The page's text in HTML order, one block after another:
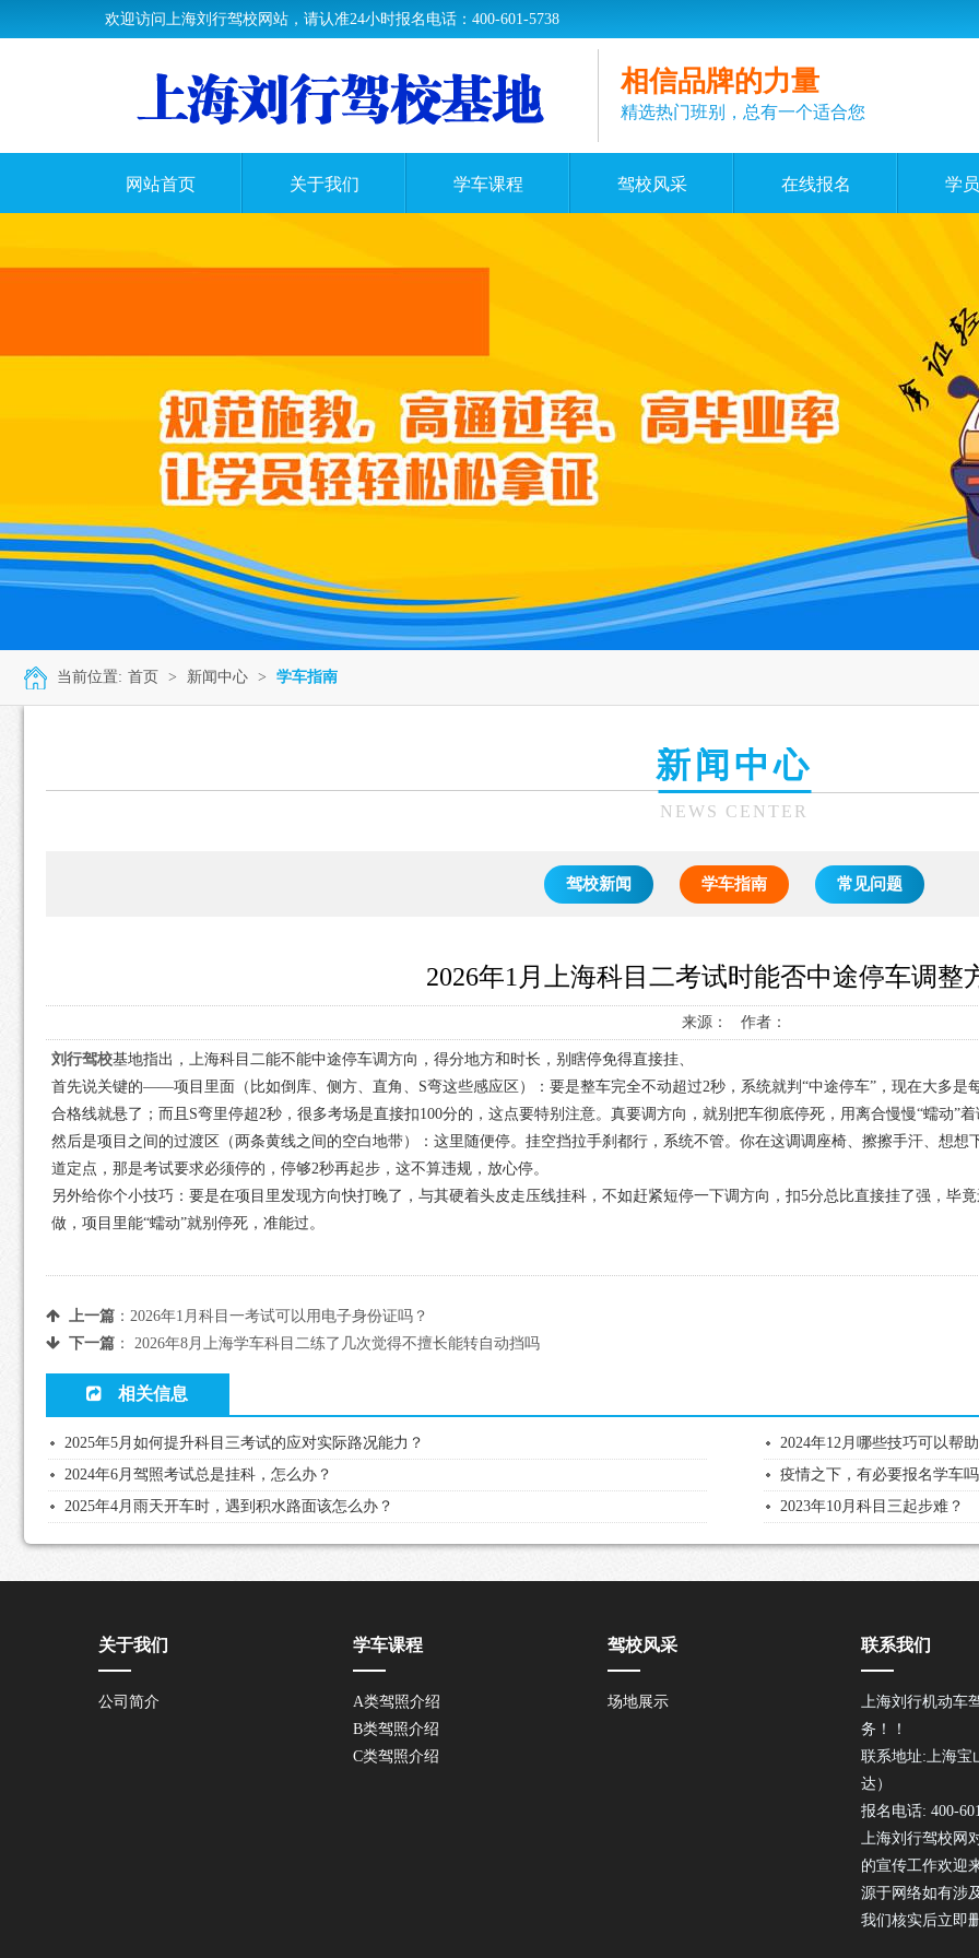
欢迎访问上海刘行驾校网站，请认准24小时报名电话：400-601-5738
相信品牌的力量
精选热门班别，总有一个适合您
网站首页 关于我们 学车课程 驾校风采 在线报名 学
当前位置: 首页 > 新闻中心 > 学车指南
新闻中心
NEWS CENTER
驾校新闻 学车指南 常见问题
2026年1月上海科目二考试时能否中途停车调整
来源： 作者：
刘行驾校基地指出，上海科目二能不能中途停车调方向，得分地方和时长，别瞎停免得直接挂、
首先说关键的——项目里面（比如倒库、侧方、直角、S弯这些感应区）：要是整车完全不动超过2秒，系统就判“中途停车”，现在大多是
合格线就悬了；而且S弯里停超2秒，很多考场是直接扣100分的，这点要特别注意。真要调方向，就别把车彻底停死，用离合慢慢“蠕动”
然后是项目之间的过渡区（两条黄线之间的空白地带）：这里随便停。挂空挡拉手刹都行，系统不管。你在这调调座椅、擦擦手汗、想
道定点，那是考试要求必须停的，停够2秒再起步，这不算违规，放心停。
另外给你个小技巧：要是在项目里发现方向快打晚了，与其硬着头皮走压线挂科，不如赶紧短停一下调方向，扣5分总比直接挂了强，毕
做，项目里能“蠕动”就别停死，准能过。
上一篇： 2026年1月科目一考试可以用电子身份证吗？
下一篇： 2026年8月上海学车科目二练了几次觉得不擅长能转自动挡吗
相关信息
2025年5月如何提升科目三考试的应对实际路况能力？
2024年12月哪些技巧可以帮
2024年6月驾照考试总是挂科，怎么办？
疫情之下，有必要报名学车
2025年4月雨天开车时，遇到积水路面该怎么办？
2023年10月科目三起步难？
关于我们
公司简介
学车课程
A类驾照介绍
B类驾照介绍
C类驾照介绍
驾校风采
场地展示
联系我们
上海刘行机动车
务！！
联系地址:上海宝
达）
报名电话: 400-
上海刘行驾校网
的宣传工作欢迎
源于网络如有涉
我们核实后立即